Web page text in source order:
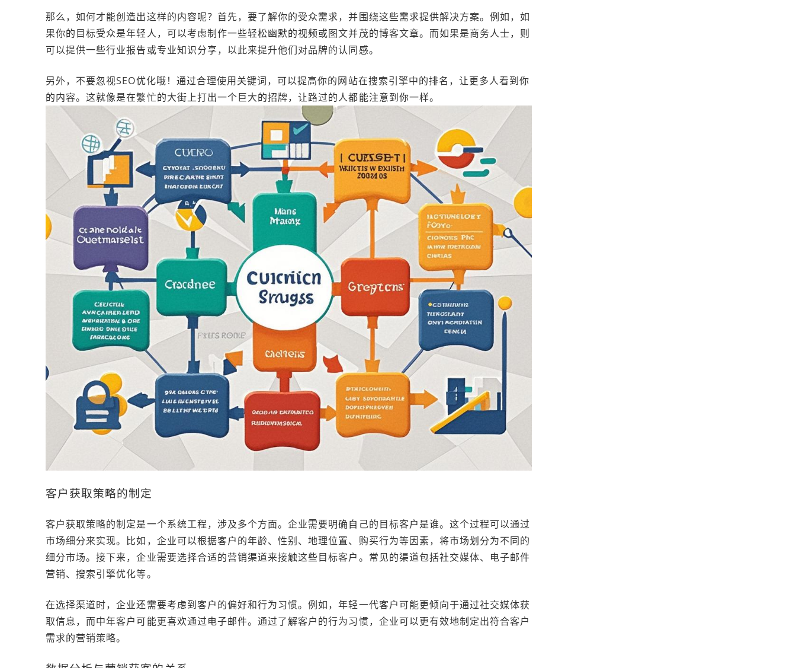
那么，如何才能创造出这样的内容呢？首先，要了解你的受众需求，并围绕这些需求提供解决方案。例如，如
果你的目标受众是年轻人，可以考虑制作一些轻松幽默的视频或图文并茂的博客文章。而如果是商务人士，则
可以提供一些行业报告或专业知识分享，以此来提升他们对品牌的认同感。
另外，不要忽视SEO优化哦！通过合理使用关键词，可以提高你的网站在搜索引擎中的排名，让更多人看到你
的内容。这就像是在繁忙的大街上打出一个巨大的招牌，让路过的人都能注意到你一样。
客户获取策略的制定
客户获取策略的制定是一个系统工程，涉及多个方面。企业需要明确自己的目标客户是谁。这个过程可以通过
市场细分来实现。比如，企业可以根据客户的年龄、性别、地理位置、购买行为等因素，将市场划分为不同的
细分市场。接下来，企业需要选择合适的营销渠道来接触这些目标客户。常见的渠道包括社交媒体、电子邮件
营销、搜索引擎优化等。
在选择渠道时，企业还需要考虑到客户的偏好和行为习惯。例如，年轻一代客户可能更倾向于通过社交媒体获
取信息，而中年客户可能更喜欢通过电子邮件。通过了解客户的行为习惯，企业可以更有效地制定出符合客户
需求的营销策略。